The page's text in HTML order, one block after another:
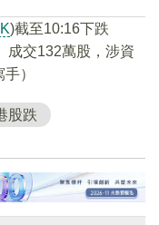
)截至10:16下跌
成交132萬股，涉資
）
股跌